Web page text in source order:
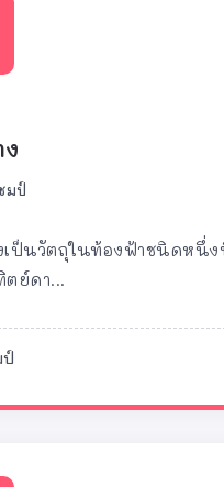
ง
มป์
เป็นวัตถุในท้องฟ้าชนิดหนึ่ง
ตย์ดา...